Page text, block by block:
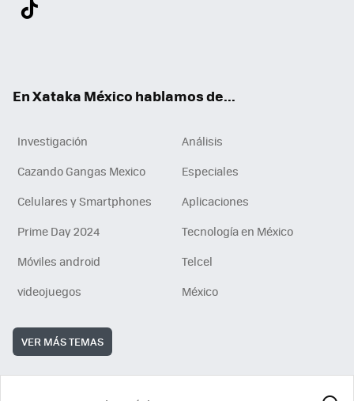
En Xataka México hablamos de...
Investigación
Análisis
Cazando Gangas Mexico
Especiales
Celulares y Smartphones
Aplicaciones
Prime Day 2024
Tecnología en México
Móviles android
Telcel
videojuegos
México
VER MÁS TEMAS